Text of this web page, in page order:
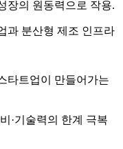
과 분산형 제조 인프라
타트업이 만들어가는
·기술력의 한계 극복